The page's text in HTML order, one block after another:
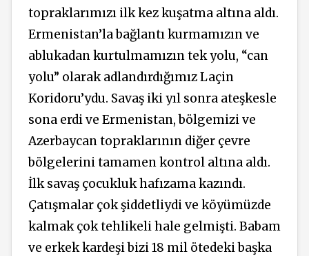
topraklarımızı ilk kez kuşatma altına aldı.
Ermenistan’la bağlantı kurmamızın ve
ablukadan kurtulmamızın tek yolu, “can
yolu” olarak adlandırdığımız Laçin
Koridoru’ydu. Savaş iki yıl sonra ateşkesle
sona erdi ve Ermenistan, bölgemizi ve
Azerbaycan topraklarının diğer çevre
bölgelerini tamamen kontrol altına aldı.
İlk savaş çocukluk hafızama kazındı.
Çatışmalar çok şiddetliydi ve köyümüzde
kalmak çok tehlikeli hale gelmişti. Babam
ve erkek kardeşi bizi 18 mil ötedeki başka